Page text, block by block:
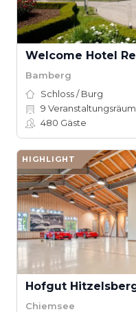
Welcome Hotel
Bamberg
Schloss / Burg
9
480 Gäste
HIGHLIGHT
Hofgut
Chiemsee